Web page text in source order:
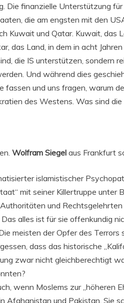
Die finanzielle Unterstützung
die am engsten mit den
Kuwait und Qatar. Kuwait, das
das Land, in dem in acht
die IS unterstützen, sondern
Und während dies
fassen und uns fragen, warum
des Westens. Was sind
Wolfram Siegel aus Frankfurt
islamistischer
mit seiner Killertruppe unter
und Rechtsgelehrten
alles ist für sie offenkundig
meisten der Opfer des Terrors
dass das historische
zwar nicht gleichberechtigt
wenn Moslems zur „höheren
Afghanistan und Pakistan. Sie